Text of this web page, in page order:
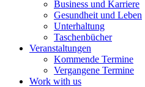
Business und Karriere
Gesundheit und Leben
Unterhaltung
Taschenbücher
Veranstaltungen
Kommende Termine
Vergangene Termine
Work with us